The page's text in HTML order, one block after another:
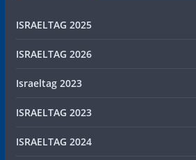
ISRAELTAG 2025
ISRAELTAG 2026
Israeltag 2023
ISRAELTAG 2023
ISRAELTAG 2024